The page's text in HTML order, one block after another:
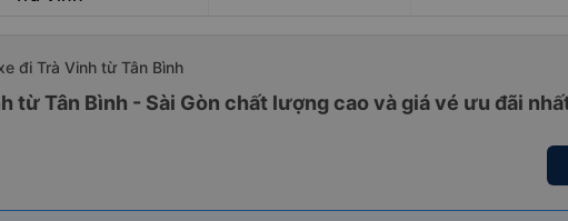
đi Trà Vinh từ Tân Bình
từ Tân Bình - Sài Gòn chất lượng cao và giá vé ưu đãi